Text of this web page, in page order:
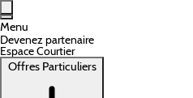
Aller au contenu principal
Menu
Devenez partenaire
Espace Courtier
Offres Particuliers